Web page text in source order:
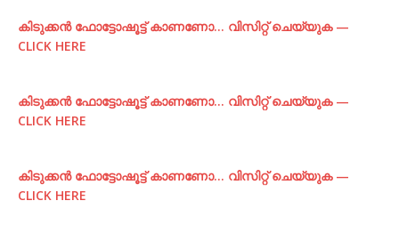
കിടുക്കന്‍ ഫോട്ടോഷൂട്ട്‌ കാണണോ… വിസിറ്റ് ചെയ്യുക —
CLICK HERE
കിടുക്കന്‍ ഫോട്ടോഷൂട്ട്‌ കാണണോ… വിസിറ്റ് ചെയ്യുക —
CLICK HERE
കിടുക്കന്‍ ഫോട്ടോഷൂട്ട്‌ കാണണോ… വിസിറ്റ് ചെയ്യുക —
CLICK HERE